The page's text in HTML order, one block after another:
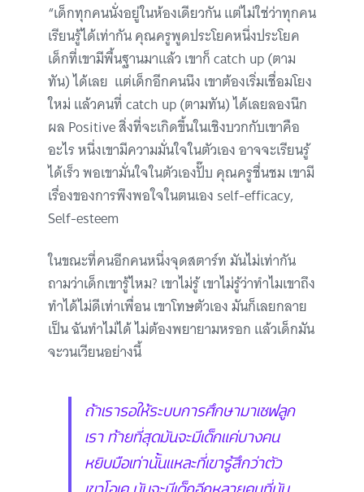
“เด็กทุกคนนั่งอยู่ในห้องเดียวกัน แต่ไม่ใช่ว่าทุกคน
เรียนรู้ได้เท่ากัน คุณครูพูดประโยคหนึ่งประโยค
เด็กที่เขามีพื้นฐานมาแล้ว เขาก็ catch up (ตาม
ทัน) ได้เลย แต่เด็กอีกคนนึง เขาต้องเริ่มเชื่อมโยง
ใหม่ แล้วคนที่ catch up (ตามทัน) ได้เลยลองนึก
ผล Positive สิ่งที่จะเกิดขึ้นในเชิงบวกกับเขาคือ
อะไร หนึ่งเขามีความมั่นใจในตัวเอง อาจจะเรียนรู้
ได้เร็ว พอเขามั่นใจในตัวเองปั๊บ คุณครูชื่นชม เขามี
เรื่องของการพึงพอใจในตนเอง self-efficacy,
Self-esteem
ในขณะที่คนอีกคนหนึ่งจุดสตาร์ท มันไม่เท่ากัน
ถามว่าเด็กเขารู้ไหม? เขาไม่รู้ เขาไม่รู้ว่าทำไมเขาถึง
ทำได้ไม่ดีเท่าเพื่อน เขาโทษตัวเอง มันก็เลยกลาย
เป็น ฉันทำไม่ได้ ไม่ต้องพยายามหรอก แล้วเด็กมัน
จะวนเวียนอย่างนี้
ถ้าเรารอให้ระบบการศึกษามาเชฟลูก
เรา ท้ายที่สุดมันจะมีเด็กแค่บางคน
หยิบมือเท่านั้นแหละที่เขารู้สึกว่าตัว